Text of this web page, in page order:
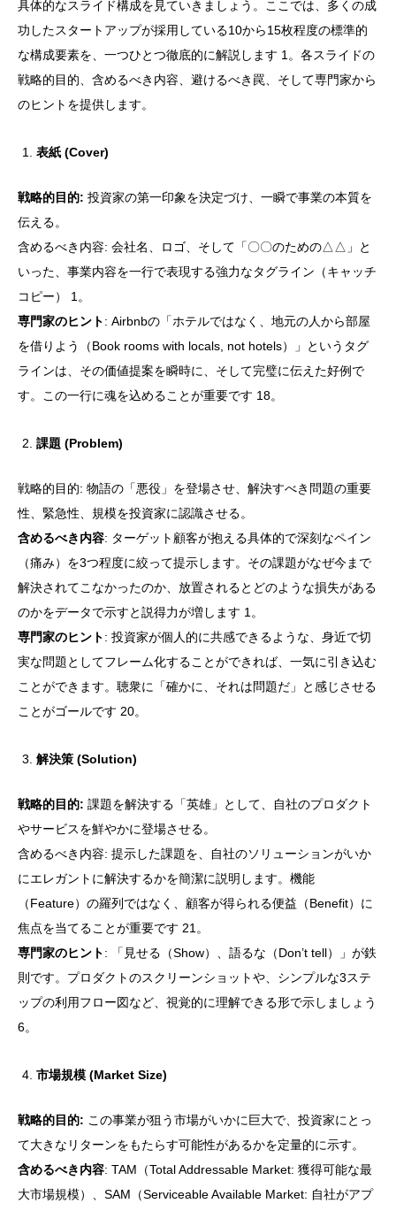
具体的なスライド構成を見ていきましょう。ここでは、多くの成
功したスタートアップが採用している10から15枚程度の標準的
な構成要素を、一つひとつ徹底的に解説します 1。各スライドの
戦略的目的、含めるべき内容、避けるべき罠、そして専門家から
のヒントを提供します。
表紙 (Cover)
戦略的目的: 投資家の第一印象を決定づけ、一瞬で事業の本質を
伝える。
含めるべき内容: 会社名、ロゴ、そして「〇〇のための△△」と
いった、事業内容を一行で表現する強力なタグライン（キャッチ
コピー） 1。
専門家のヒント: Airbnbの「ホテルではなく、地元の人から部屋
を借りよう（Book rooms with locals, not hotels）」というタグ
ラインは、その価値提案を瞬時に、そして完璧に伝えた好例で
す。この一行に魂を込めることが重要です 18。
課題 (Problem)
戦略的目的: 物語の「悪役」を登場させ、解決すべき問題の重要
性、緊急性、規模を投資家に認識させる。
含めるべき内容: ターゲット顧客が抱える具体的で深刻なペイン
（痛み）を3つ程度に絞って提示します。その課題がなぜ今まで
解決されてこなかったのか、放置されるとどのような損失がある
のかをデータで示すと説得力が増します 1。
専門家のヒント: 投資家が個人的に共感できるような、身近で切
実な問題としてフレーム化することができれば、一気に引き込む
ことができます。聴衆に「確かに、それは問題だ」と感じさせる
ことがゴールです 20。
解決策 (Solution)
戦略的目的: 課題を解決する「英雄」として、自社のプロダクト
やサービスを鮮やかに登場させる。
含めるべき内容: 提示した課題を、自社のソリューションがいか
にエレガントに解決するかを簡潔に説明します。機能
（Feature）の羅列ではなく、顧客が得られる便益（Benefit）に
焦点を当てることが重要です 21。
専門家のヒント: 「見せる（Show）、語るな（Don’t tell）」が鉄
則です。プロダクトのスクリーンショットや、シンプルな3ステ
ップの利用フロー図など、視覚的に理解できる形で示しましょう
6。
市場規模 (Market Size)
戦略的目的: この事業が狙う市場がいかに巨大で、投資家にとっ
て大きなリターンをもたらす可能性があるかを定量的に示す。
含めるべき内容: TAM（Total Addressable Market: 獲得可能な最
大市場規模）、SAM（Serviceable Available Market: 自社がアプ